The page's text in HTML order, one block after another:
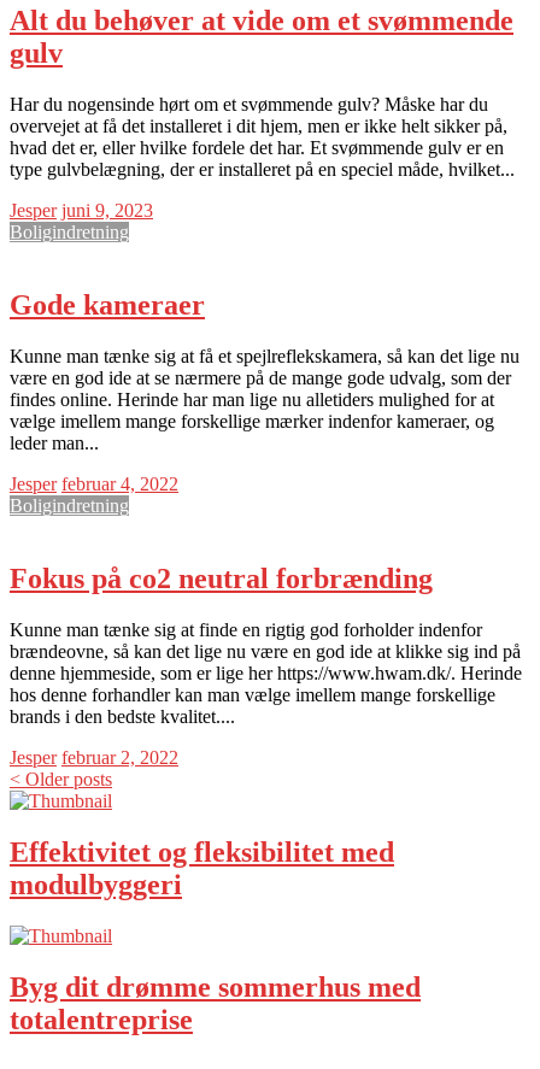
Alt du behøver at vide om et svømmende
gulv
Har du nogensinde hørt om et svømmende gulv? Måske har du
overvejet at få det installeret i dit hjem, men er ikke helt sikker på,
hvad det er, eller hvilke fordele det har. Et svømmende gulv er en
type gulvbelægning, der er installeret på en speciel måde, hvilket...
Jesper juni 9, 2023
Boligindretning
Gode kameraer
Kunne man tænke sig at få et spejlreflekskamera, så kan det lige nu
være en god ide at se nærmere på de mange gode udvalg, som der
findes online. Herinde har man lige nu alletiders mulighed for at
vælge imellem mange forskellige mærker indenfor kameraer, og
leder man...
Jesper februar 4, 2022
Boligindretning
Fokus på co2 neutral forbrænding
Kunne man tænke sig at finde en rigtig god forholder indenfor
brændeovne, så kan det lige nu være en god ide at klikke sig ind på
denne hjemmeside, som er lige her https://www.hwam.dk/. Herinde
hos denne forhandler kan man vælge imellem mange forskellige
brands i den bedste kvalitet....
Jesper februar 2, 2022
< Older posts
Effektivitet og fleksibilitet med
modulbyggeri
Byg dit drømme sommerhus med
totalentreprise